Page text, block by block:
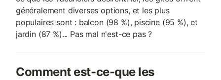
généralement diverses options, et les plus
populaires sont : balcon (98 %), piscine (95 %), et
jardin (87 %)... Pas mal n'est-ce pas ?
Comment est-ce-que les